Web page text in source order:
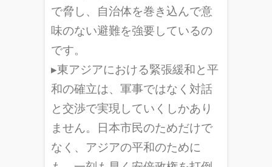
で脅し、自治体を巻き込んで意
味のない避難を強要しているの
です。
▸東アジアにおける緊張緩和と平
和の確立は、軍事ではなく対話
と交渉で実現していくしかあり
ません。日本市民のためだけで
なく、アジアの平和のために